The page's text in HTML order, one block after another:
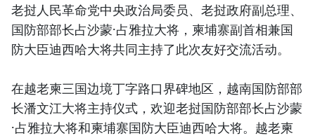
老挝人民革命党中央政治局委员、老挝政府副总理、
国防部部长占沙蒙·占雅拉大将，柬埔寨副首相兼国
防大臣迪西哈大将共同主持了此次友好交流活动。
在越老柬三国边境丁字路口界碑地区，越南国防部部
长潘文江大将主持仪式，欢迎老挝国防部部长占沙蒙
·占雅拉大将和柬埔寨国防大臣迪西哈大将。越老柬